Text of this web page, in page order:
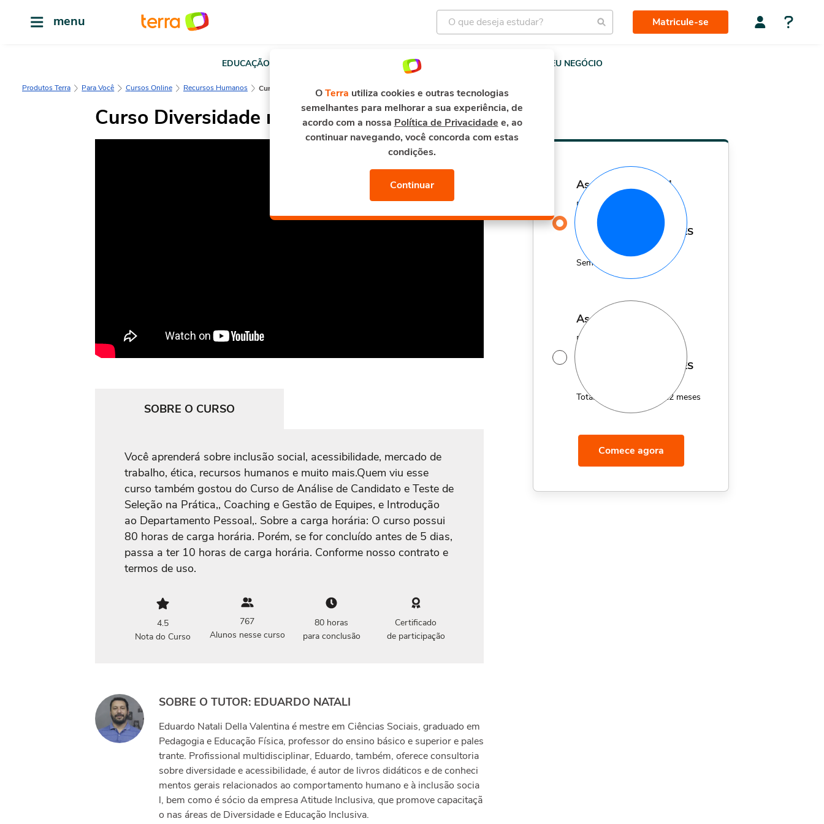
menu Matricule-se
EDUCAÇÃO E-MAIL E SEGURANÇA TERRA MEU NEGÓCIO
Produtos Terra Para Você Cursos Online Recursos Humanos Curso de Diversidade nas Organizações
Curso Diversidade nas Organizações
SOBRE O CURSO
Você aprenderá sobre inclusão social, acessibilidade, mercado de
trabalho, ética, recursos humanos e muito mais.Quem viu esse
curso também gostou do Curso de Análise de Candidato e Teste de
Seleção na Prática,, Coaching e Gestão de Equipes, e Introdução
ao Departamento Pessoal,. Sobre a carga horária: O curso possui
80 horas de carga horária. Porém, se for concluído antes de 5 dias,
passa a ter 10 horas de carga horária. Conforme nosso contrato e
termos de uso.
4.5
Nota do Curso
767
Alunos nesse curso
80 horas
para conclusão
Certificado
de participação
SOBRE O TUTOR: EDUARDO NATALI
Eduardo Natali Della Valentina é mestre em Ciências Sociais, graduado em
Pedagogia e Educação Física, professor do ensino básico e superior e pales
trante. Profissional multidisciplinar, Eduardo, também, oferece consultoria
sobre diversidade e acessibilidade, é autor de livros didáticos e de conheci
mentos gerais relacionados ao comportamento humano e à inclusão socia
l, bem como é sócio da empresa Atitude Inclusiva, que promove capacitaçã
o nas áreas de Diversidade e Educação Inclusiva.
assinatura mensal
Por apenas
R$ 29,90 MÊS
Sem fidelidade
assinatura anual
Por apenas 12x de
R$ MÊS
Total de R$179,40 por 12 meses
Comece agora
OTerra utiliza cookies e outras tecnologias
semelhantes para melhorar a sua experiência, de
acordo com a nossa Política de Privacidade e, ao
continuar navegando, você concorda com estas
condições.
Continuar